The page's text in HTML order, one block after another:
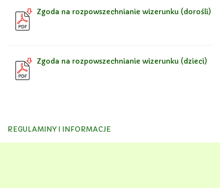
Zgoda na rozpowszechnianie wizerunku (dorośli)
Zgoda na rozpowszechnianie wizerunku (dzieci)
REGULAMINY I INFORMACJE